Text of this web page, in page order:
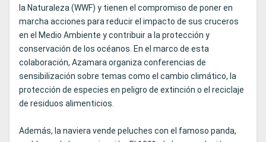
la Naturaleza (WWF) y tienen el compromiso de poner en
marcha acciones para reducir el impacto de sus cruceros
en el Medio Ambiente y contribuir a la protección y
conservación de los océanos. En el marco de esta
colaboración, Azamara organiza conferencias de
sensibilización sobre temas como el cambio climático, la
protección de especies en peligro de extinción o el reciclaje
de residuos alimenticios.
Además, la naviera vende peluches con el famoso panda,